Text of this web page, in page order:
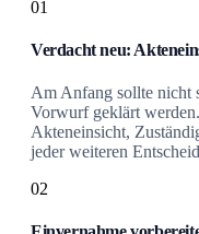
01
Verdacht neu:
Am Anfang sollte nicht
Vorwurf geklärt
Akteneinsicht,
jeder weiteren
02